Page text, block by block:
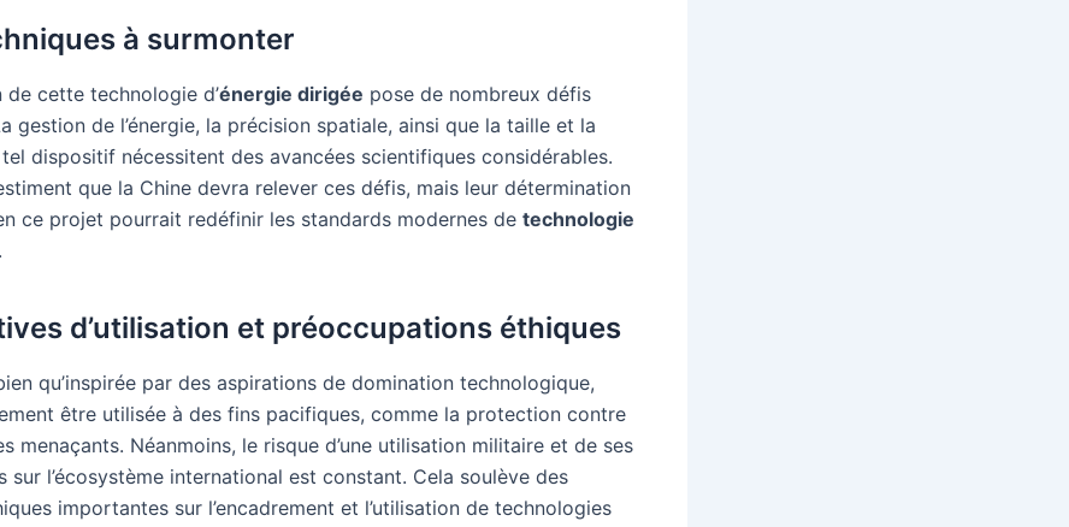
à surmonter
de cette technologie d’énergie dirigée pose de nombreux défis
gestion de l’énergie, la précision spatiale, ainsi que la taille et la
tel dispositif nécessitent des avancées scientifiques considérables.
que la Chine devra relever ces défis, mais leur détermination
ce projet pourrait redéfinir les standards modernes de technologie
.
d’utilisation et préoccupations éthiques
qu’inspirée par des aspirations de domination technologique,
être utilisée à des fins pacifiques, comme la protection contre
menaçants. Néanmoins, le risque d’une utilisation militaire et de ses
sur l’écosystème international est constant. Cela soulève des
importantes sur l’encadrement et l’utilisation de technologies